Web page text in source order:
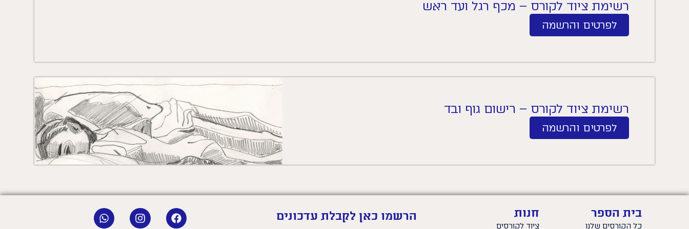
רשימת ציוד לקורס – מכף רגל ועד ראש
לפרטים והרשמה
רשימת ציוד לקורס – רישום גוף ובד
לפרטים והרשמה
בית הספר
כל הקורסים שלנו
חנות
ציוד לקורסים
הרשמו כאן לקבלת עדכונים